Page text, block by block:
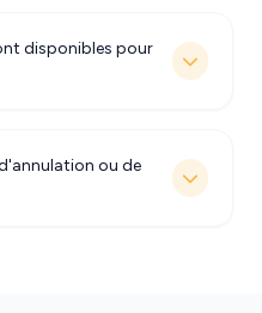
disponibles pour
ou de